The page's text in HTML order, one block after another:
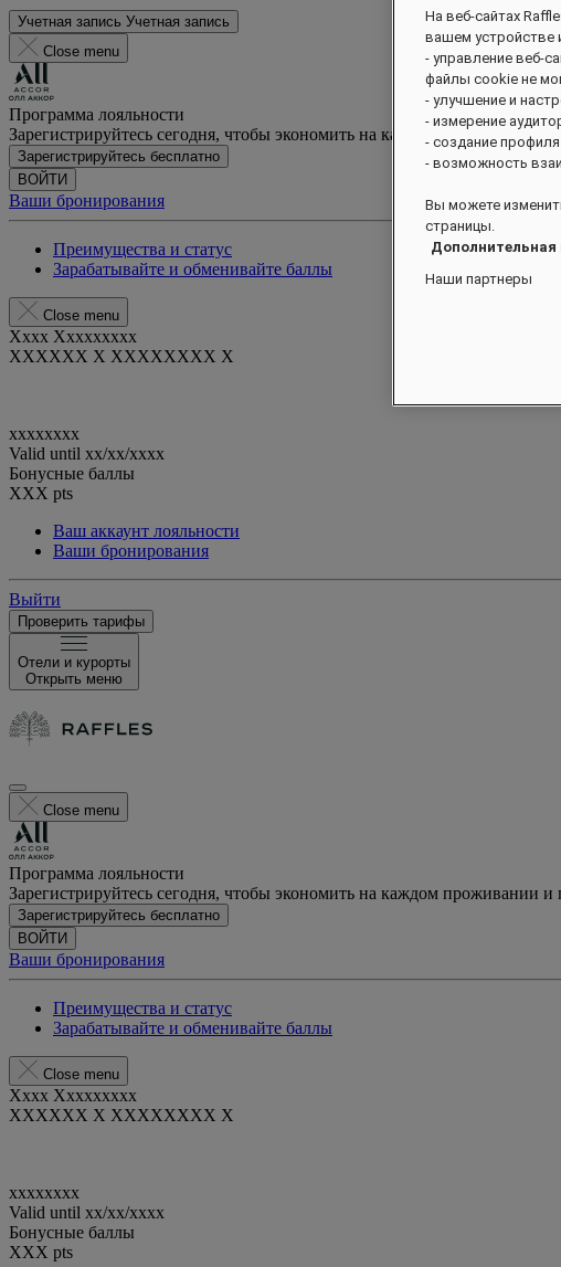
Учетная запись Учетная запись
Close menu
Программа лояльности
Зарегистрируйтесь сегодня, чтобы экономить на каждом проживании и
Зарегистрируйтесь бесплатно
ВОЙТИ
Ваши бронирования
Преимущества и статус
Зарабатывайте и обменивайте баллы
Close menu
Xxxx Xxxxxxxxx
XXXXXX X XXXXXXXX X
xxxxxxxx
Valid until xx/xx/xxxx
Бонусные баллы
XXX pts
Ваш аккаунт лояльности
Ваши бронирования
Выйти
Проверить тарифы
Отели и курорты
Открыть меню
Close menu
Программа лояльности
Зарегистрируйтесь сегодня, чтобы экономить на каждом проживании
Зарегистрируйтесь бесплатно
ВОЙТИ
Ваши бронирования
Преимущества и статус
Зарабатывайте и обменивайте баллы
Close menu
Xxxx Xxxxxxxxx
XXXXXX X XXXXXXXX X
xxxxxxxx
Valid until xx/xx/xxxx
Бонусные баллы
XXX pts
На веб-сайтах
вашем устройстве
- управление веб-
файлы cookie не
- улучшение и
- измерение
- создание
- возможность
Вы можете
страницы.
Наши партнеры